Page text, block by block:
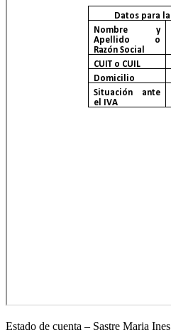
Estado de cuenta – Sastre Maria Ines